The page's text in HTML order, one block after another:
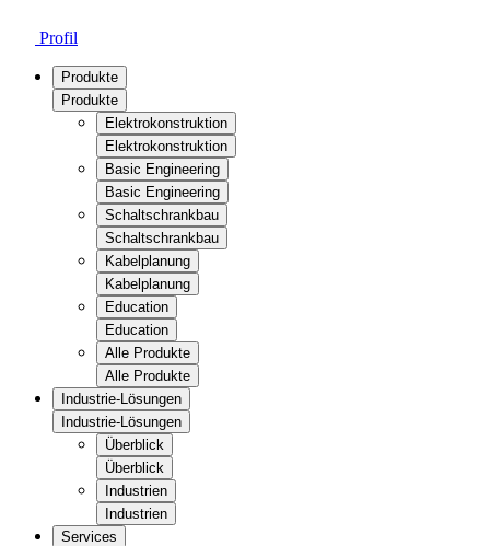
Profil
Produkte
Produkte
Elektrokonstruktion
Elektrokonstruktion
Basic Engineering
Basic Engineering
Schaltschrankbau
Schaltschrankbau
Kabelplanung
Kabelplanung
Education
Education
Alle Produkte
Alle Produkte
Industrie-Lösungen
Industrie-Lösungen
Überblick
Überblick
Industrien
Industrien
Services